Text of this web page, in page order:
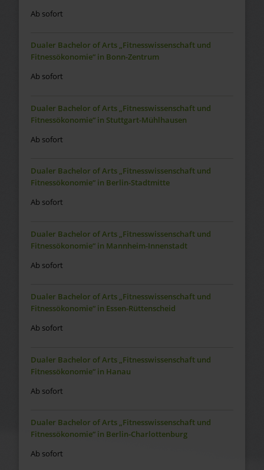
Ab sofort
Dualer Bachelor of Arts „Fitnesswissenschaft und
Fitnessökonomie“ in Bonn-Zentrum
Ab sofort
Dualer Bachelor of Arts „Fitnesswissenschaft und
Fitnessökonomie“ in Stuttgart-Mühlhausen
Ab sofort
Dualer Bachelor of Arts „Fitnesswissenschaft und
Fitnessökonomie“ in Berlin-Stadtmitte
Ab sofort
Dualer Bachelor of Arts „Fitnesswissenschaft und
Fitnessökonomie“ in Mannheim-Innenstadt
Ab sofort
Dualer Bachelor of Arts „Fitnesswissenschaft und
Fitnessökonomie“ in Essen-Rüttenscheid
Ab sofort
Dualer Bachelor of Arts „Fitnesswissenschaft und
Fitnessökonomie“ in Hanau
Ab sofort
Dualer Bachelor of Arts „Fitnesswissenschaft und
Fitnessökonomie“ in Berlin-Charlottenburg
Ab sofort